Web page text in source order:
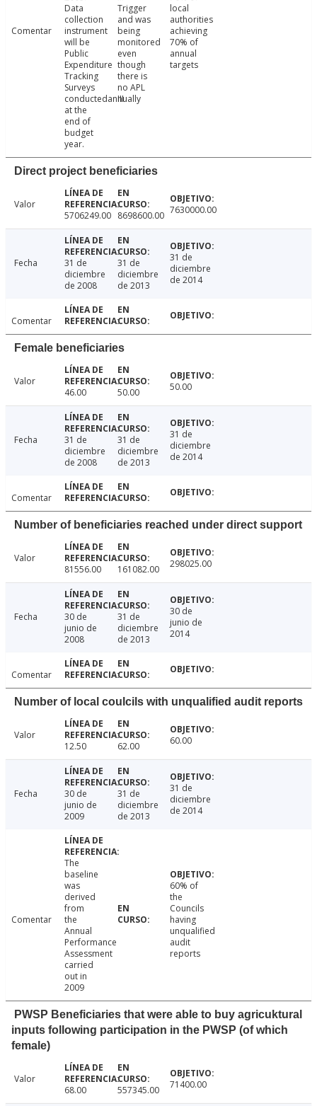
Comentar
Data
collection
instrument
will be
Public
Expenditure
Tracking
Surveys
conductedannually
at the
end of
budget
year.
Trigger
and was
being
monitored
even
though
there is
no APL
III
local
authorities
achieving
70% of
annual
targets
Direct project beneficiaries
Valor
5706249.00
8698600.00 7630000.00
Fecha
31 de
diciembre
de 2008
31 de
diciembre
de 2013
31 de
diciembre
de 2014
Comentar
Female beneficiaries
Valor
46.00
50.00 50.00
Fecha
31 de
diciembre
de 2008
31 de
diciembre
de 2013
31 de
diciembre
de 2014
Comentar
Number of beneficiaries reached under direct support
Valor
81556.00
161082.00 298025.00
Fecha
30 de
junio de
2008
31 de
diciembre
de 2013
30 de
junio de
2014
Comentar
Number of local coulcils with unqualified audit reports
Valor
12.50
62.00 60.00
Fecha
30 de
junio de
2009
31 de
diciembre
de 2013
31 de
diciembre
de 2014
Comentar
The
baseline
was
derived
from
the
Annual
Performance
Assessment
carried
out in
2009
60% of
the
Councils
having
unqualified
audit
reports
PWSP Beneficiaries that were able to buy agricuktural
inputs following participation in the PWSP (of which
female)
Valor
68.00
557345.00 71400.00